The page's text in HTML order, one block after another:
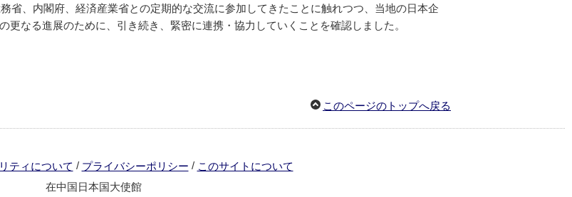
省、内閣府、経済産業省との定期的な交流に参加してきたことに触れつつ、当地の日本企
なる進展のために、引き続き、緊密に連携・協力していくことを確認しました。
このページのトップへ戻る
ティについて / プライバシーポリシー / このサイトについて
在中国日本国大使館